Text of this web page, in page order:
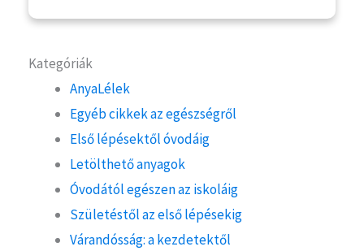
Kategóriák
AnyaLélek
Egyéb cikkek az egészségről
Első lépésektől óvodáig
Letölthető anyagok
Óvodától egészen az iskoláig
Születéstől az első lépésekig
Várandósság: a kezdetektől